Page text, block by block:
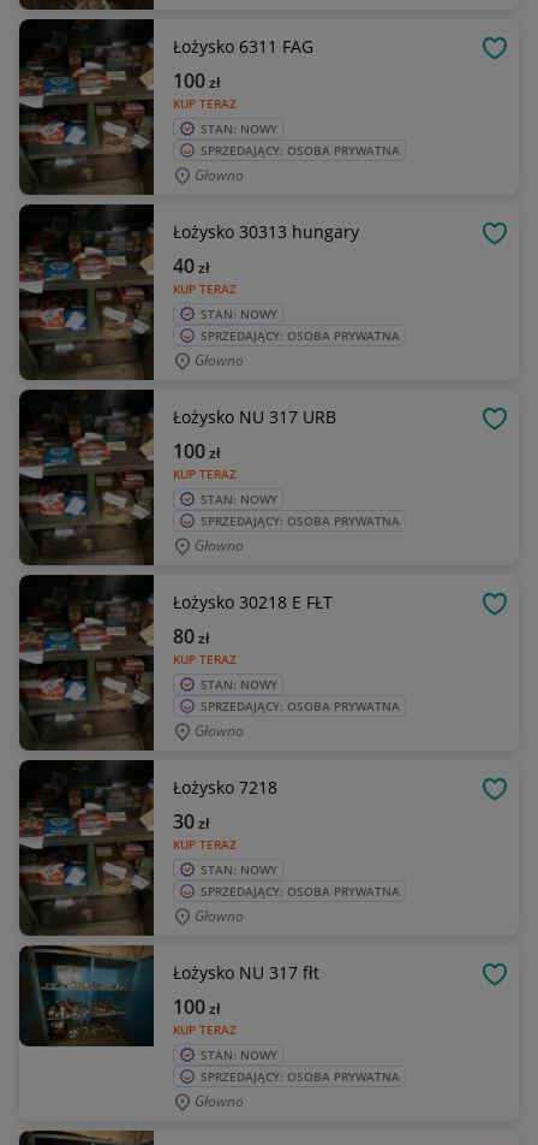
Łożysko 6311 FAG
KUP TERAZ
100zł
STAN: NOWY
SPRZEDAJĄCY: OSOBA PRYWATNA
Głowno
Łożysko 30313 hungary
KUP TERAZ
40zł
STAN: NOWY
SPRZEDAJĄCY: OSOBA PRYWATNA
Głowno
Łożysko NU 317 URB
KUP TERAZ
100zł
STAN: NOWY
SPRZEDAJĄCY: OSOBA PRYWATNA
Głowno
Łożysko 30218 E FŁT
KUP TERAZ
80zł
STAN: NOWY
SPRZEDAJĄCY: OSOBA PRYWATNA
Głowno
Łożysko 7218
KUP TERAZ
30zł
STAN: NOWY
SPRZEDAJĄCY: OSOBA PRYWATNA
Głowno
Łożysko NU 317 fłt
KUP TERAZ
100zł
STAN: NOWY
SPRZEDAJĄCY: OSOBA PRYWATNA
Głowno